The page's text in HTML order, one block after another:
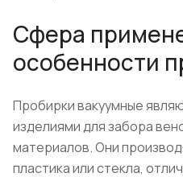
Сфера
особенности
Пробирки вакуумные
изделиями для забора
материалов. Они
пластика или стекла,